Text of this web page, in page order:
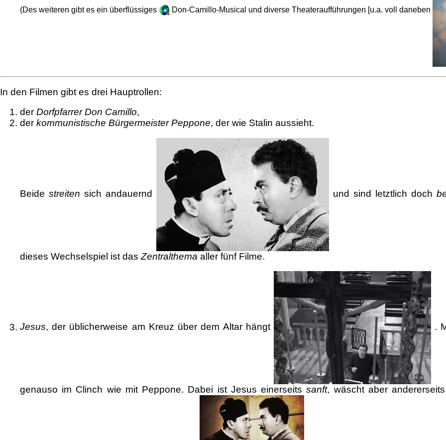
(Des weiteren gibt es ein überflüssiges Don-Camillo-Musical und diverse Theateraufführungen [u.a. voll daneben
In den Filmen gibt es drei Hauptrollen:
der Dorfpfarrer Don Camillo,
der kommunistische Bürgermeister Peppone, der wie Stalin aussieht.
Beide streiten sich andauernd und sind letztlich doch
dieses Wechselspiel ist das Zentralthema aller fünf Filme.
Jesus, der üblicherweise am Kreuz über dem Altar hängt .
genauso im Clinch wie mit Peppone. Dabei ist Jesus einerseitssanft, wäscht aber